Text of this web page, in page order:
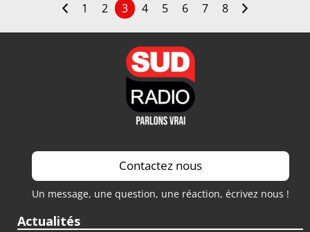
1 2 3 4 5 6 7 8
Contactez nous
Un message, une question, une réaction, écrivez nous !
Actualités